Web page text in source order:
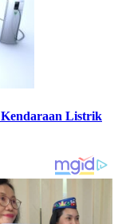
Listrik